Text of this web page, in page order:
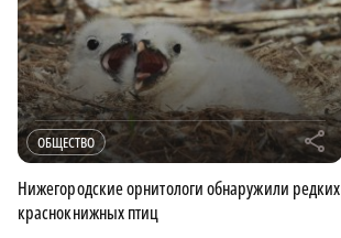
ОБЩЕСТВО r
Нижегородские орнитологи обнаружили редких
краснокнижных птиц